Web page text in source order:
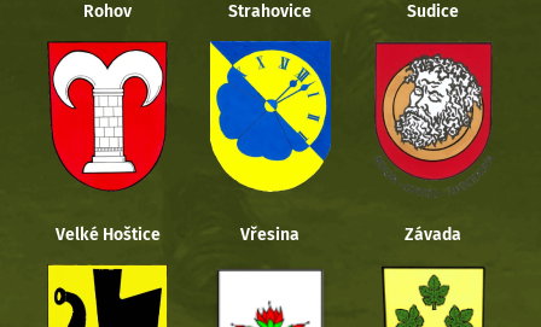
Rohov Strahovice Sudice
Velké Hoštice Vřesina Závada